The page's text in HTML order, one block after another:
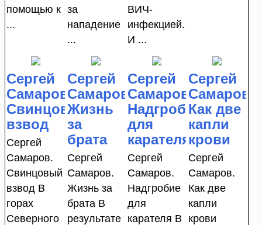
помощью к
...
за
нападение
...
ВИЧ-
инфекцией.
И ...
Сергей
Самаров.
Свинцовый
взвод
Сергей
Самаров.
Свинцовый
взвод В
горах
Северного
Сергей
Самаров.
Жизнь
за
брата
Сергей
Самаров.
Жизнь за
брата В
результате
Сергей
Самаров.
Надгробие
для
карателя
Сергей
Самаров.
Надгробие
для
карателя В
Сергей
Самаров.
Как две
капли
крови
Сергей
Самаров.
Как две
капли
крови